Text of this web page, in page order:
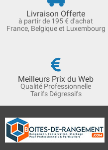
Livraison Offerte
à partir de 195 € d'achat
France, Belgique et Luxembourg
Meilleurs Prix du Web
Qualité Professionnelle
Tarifs Dégressifs